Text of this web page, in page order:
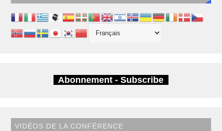
Abonnement - Subscribe
VIDÉOS DE LA CONFÉRENCE